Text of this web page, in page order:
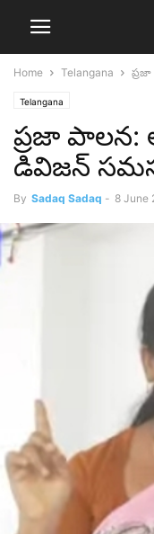
Home Telangana
Telangana
ప్రజా పాలన:
డివిజన్
By Sadaq Sadaq - 8 June